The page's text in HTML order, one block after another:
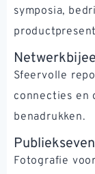
symposia,
Sfeervolle
connecties en
benadrukken.
Fotografie